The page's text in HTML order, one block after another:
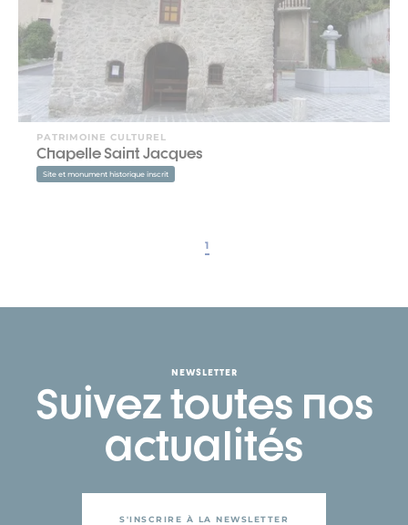
PATRIMOINE CULTUREL
Chapelle Saint Jacques
Site et monument historique inscrit
1
NEWSLETTER
Suivez toutes nos
actualités
S'INSCRIRE À LA NEWSLETTER